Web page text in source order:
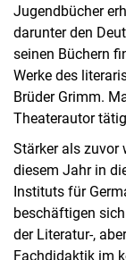
Jugendbücher
darunter den
seinen Büchern
Werke des
Brüder Grimm.
Theaterautor
Stärker als zuvor
diesem Jahr in
Instituts für
beschäftigen
der Literatur-,
Fachdidaktik im